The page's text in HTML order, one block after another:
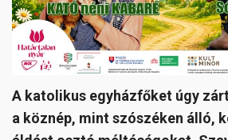
A katolikus egyházfőket úgy
a köznép, mint szószéken álló,